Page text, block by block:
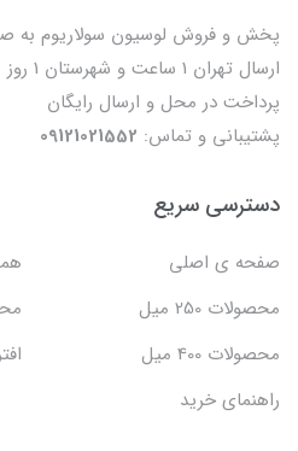
پخش و فروش لوسیون سولاریوم به
ارسال تهران 1 ساعت و شهرستان 1 روز
پرداخت در محل و ارسال رایگان
پشتیبانی و تماس: 09121021552
دسترسی سریع
صفحه ی اصلی
محصولات 250 میل
محصولات 400 میل
راهنمای خرید